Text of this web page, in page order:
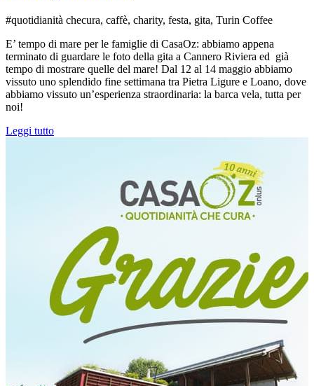
#quotidianità checura, caffè, charity, festa, gita, Turin Coffee
E’ tempo di mare per le famiglie di CasaOz: abbiamo appena
terminato di guardare le foto della gita a Cannero Riviera ed già
tempo di mostrare quelle del mare! Dal 12 al 14 maggio abbiamo
vissuto uno splendido fine settimana tra Pietra Ligure e Loano, dove
abbiamo vissuto un’esperienza straordinaria: la barca vela, tutta per
noi!
Leggi tutto